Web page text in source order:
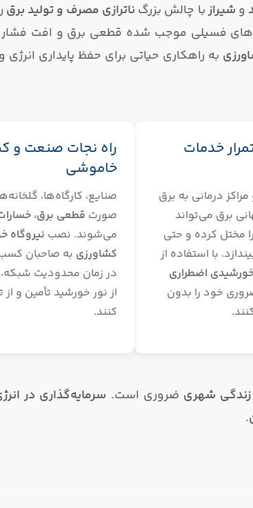
و شیرازبا چالش بزرگ ناترازی مصرف و تولید برق
فسیلی موجب شده قطعی برق و افت فشار
به راهکاری حیاتی برای حفظ پایداری
خدمات
درمانی به برق
برق می‌تواند
را مختل کرده و حتی
با استفاده از
اضطراری
خود را بدون
راه نجات صنعت و
خاموشی
صنایع، کارگاه‌ها،
صورت قطعی برق،
می‌شوند. نصب
کشاورزی به صاحبان
در زمان محدودیت شبکه،
از نور خورشید تأمین و
کنند.
زندگی شهری ضروری است. سرمایه‌گذاری در
.